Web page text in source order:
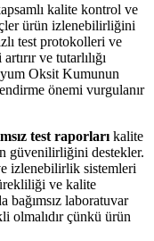
kalite kontrol ve
ürün izlenebilirliğini
test protokolleri ve
ve tutarlılığı
Oksit Kumunun
önemi vurgulanır
test raporları kalite
güvenilirliğini destekler.
izlenebilirlik sistemleri
ve kalite
bağımsız laboratuvar
olmalıdır çünkü ürün